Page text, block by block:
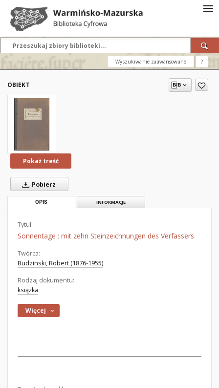
Wyszukiwanie zaawansowane ?
OBIEKT
Pokaż treść
Pobierz
OPIS INFORMACJE
Tytuł:
Sonnentage : mit zehn Steinzeichnungen des Verfassers
Twórca:
Budzinski, Robert (1876-1955)
Rodzaj dokumentu:
książka
Więcej